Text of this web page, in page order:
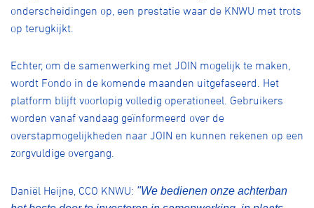
onderscheidingen op, een prestatie waar de KNWU met trots
op terugkijkt.
Echter, om de samenwerking met JOIN mogelijk te maken,
wordt Fondo in de komende maanden uitgefaseerd. Het
platform blijft voorlopig volledig operationeel. Gebruikers
worden vanaf vandaag geïnformeerd over de
overstapmogelijkheden naar JOIN en kunnen rekenen op een
zorgvuldige overgang.
Daniël Heijne, CCO KNWU: "We bedienen onze achterban